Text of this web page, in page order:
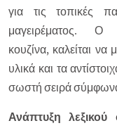
για τις τοπικές
μαγειρέματος.
κουζίνα, καλείται να
υλικά και τα
σωστή σειρά
Ανάπτυξη